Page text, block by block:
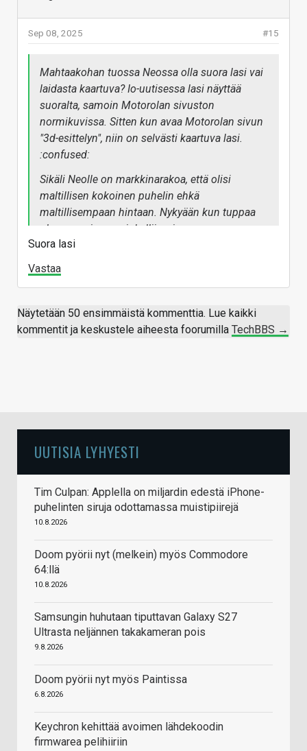
#15
Sep 08, 2025
Mahtaakohan tuossa Neossa olla suora lasi vai
laidasta kaartuva? Io-uutisessa lasi näyttää
suoralta, samoin Motorolan sivuston
normikuvissa. Sitten kun avaa Motorolan sivun
"3d-esittelyn", niin on selvästi kaartuva lasi.
:confused:
Sikäli Neolle on markkinarakoa, että olisi
maltillisen kokoinen puhelin ehkä
maltillisempaan hintaan. Nykyään kun tuppaa
olemaan pienempi=kalliimpi.
Suora lasi
Vastaa
Näytetään 50 ensimmäistä kommenttia. Lue kaikki
kommentit ja keskustele aiheesta foorumilla TechBBS →
UUTISIA LYHYESTI
Tim Culpan: Applella on miljardin edestä iPhone-
puhelinten siruja odottamassa muistipiirejä
10.8.2026
Doom pyörii nyt (melkein) myös Commodore
64:llä
10.8.2026
Samsungin huhutaan tiputtavan Galaxy S27
Ultrasta neljännen takakameran pois
9.8.2026
Doom pyörii nyt myös Paintissa
6.8.2026
Keychron kehittää avoimen lähdekoodin
firmwarea pelihiiriin